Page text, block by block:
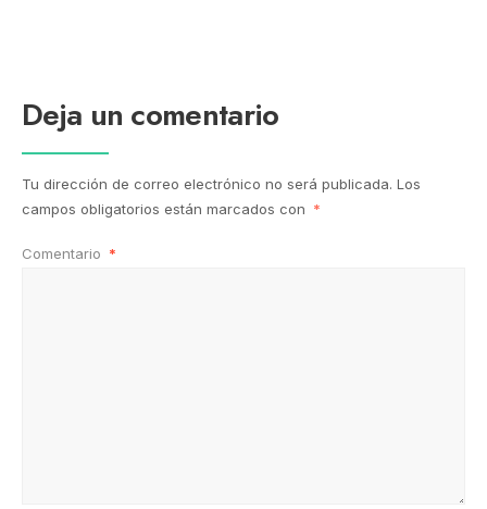
Deja un comentario
Tu dirección de correo electrónico no será publicada. Los
campos obligatorios están marcados con *
Comentario *